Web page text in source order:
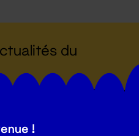
du
!